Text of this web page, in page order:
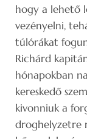
hogy a lehető
vezényelni,
túlórákat
Richárd
hónapokban
kereskedő
kivonniuk a
droghelyzetre